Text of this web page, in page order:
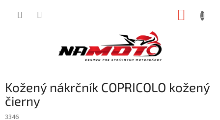
Kožený nákrčník COPRICOLO kožený
čierny
3346